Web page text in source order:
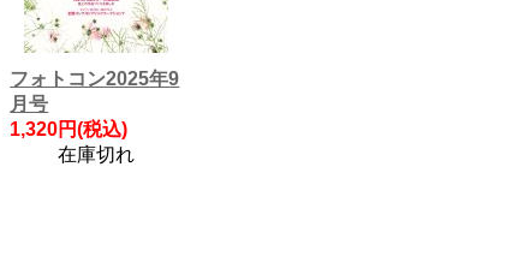
フォトコン2025年9
月号
1,320円(税込)
在庫切れ